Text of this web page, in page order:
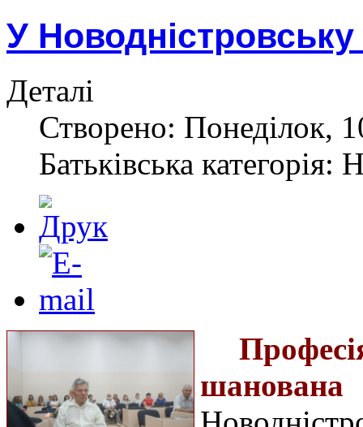
У Новодністровську
Деталі
Створено: Понеділок,
Батьківська категорія:
шанована